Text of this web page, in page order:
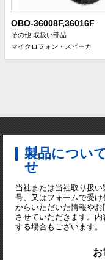
OBO-36008F,36016F
その他 取扱い部品
マイクロフォン・スピーカ
製品につい
せ
当社または当社取り扱
号、又はフォームで受
からいただいた情報や
させていただきます。
する場合もございます。
お